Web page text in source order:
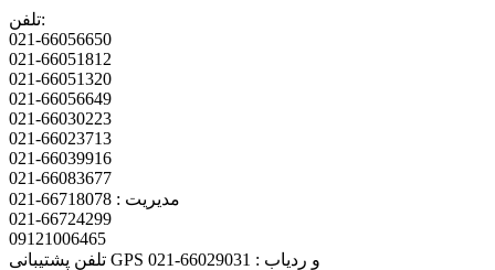
تلفن:
021-66056650
021-66051812
021-66051320
021-66056649
021-66030223
021-66023713
021-66039916
021-66083677
مدیریت : 66718078-021
021-66724299
09121006465
تلفن پشتیبانی GPS و ردیاب : 66029031-021